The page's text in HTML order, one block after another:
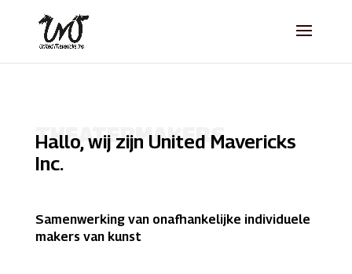
THEATERMAKERS
Hallo, wij zijn United Mavericks
Inc.
Samenwerking van onafhankelijke individuele
makers van kunst